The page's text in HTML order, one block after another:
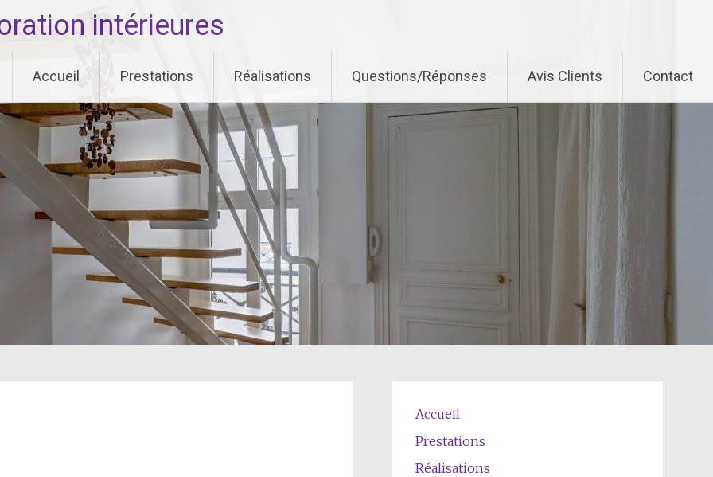
intérieures
Accueil Prestations Réalisations Questions/Réponses Avis Clients Contact
Accueil
Prestations
Réalisations